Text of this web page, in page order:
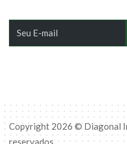
Copyright 2026 © Diagonal
reservados.